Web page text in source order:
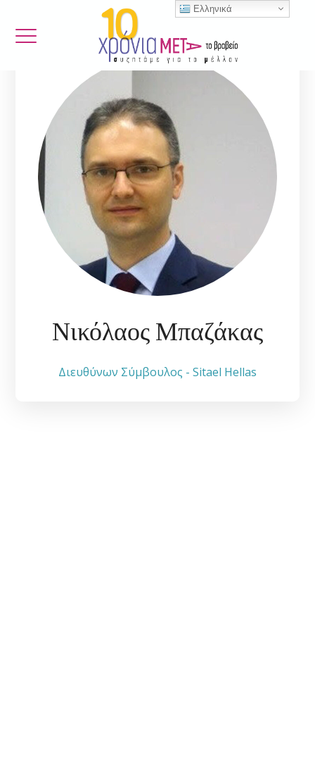
Νικόλαος Μπαζάκας
Διευθύνων Σύμβουλος - Sitael Hellas
Ελληνικά